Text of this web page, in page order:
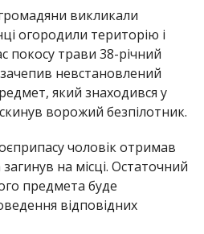
викликали
огородили територію і
покосу трави 38-річний
невстановлений
який знаходився у
ворожий безпілотник.
чоловік отримав
на місці. Остаточний
предмета буде
відповідних